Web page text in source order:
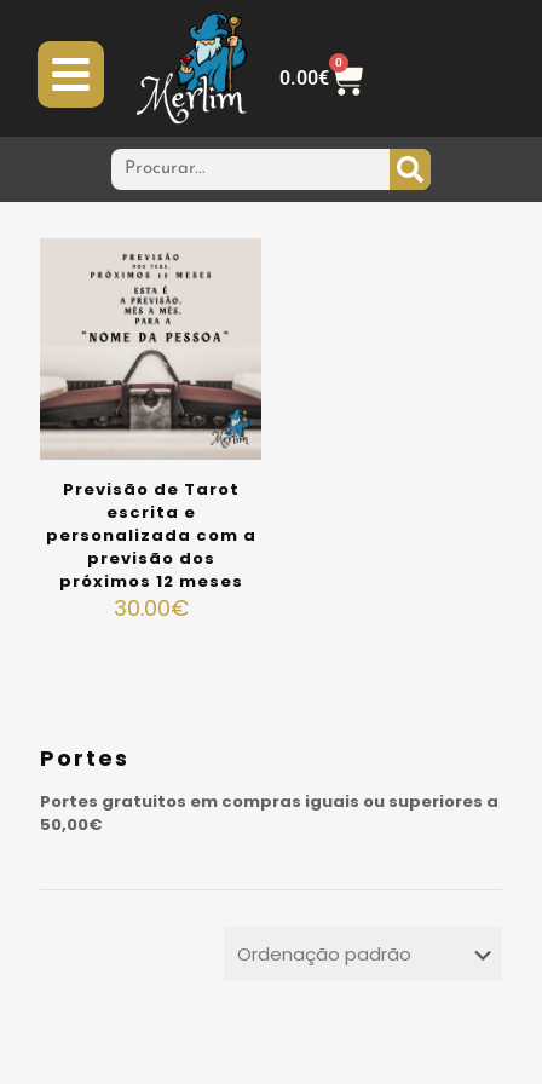
0.00€
0
Previsão de Tarot
escrita e
personalizada com a
previsão dos
próximos 12 meses
30.00€
Portes
Portes gratuitos em compras iguais ou superiores a
50,00€